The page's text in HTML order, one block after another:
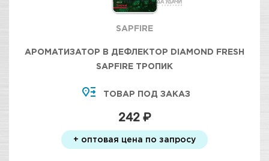
SAPFIRE
АРОМАТИЗАТОР В ДЕФЛЕКТОР DIAMOND FRESH
SAPFIRE ТРОПИК
ТОВАР ПОД ЗАКАЗ
242 ₽
+ оптовая цена по запросу